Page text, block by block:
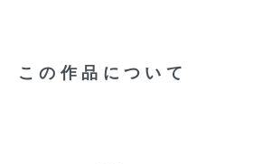
この作品について